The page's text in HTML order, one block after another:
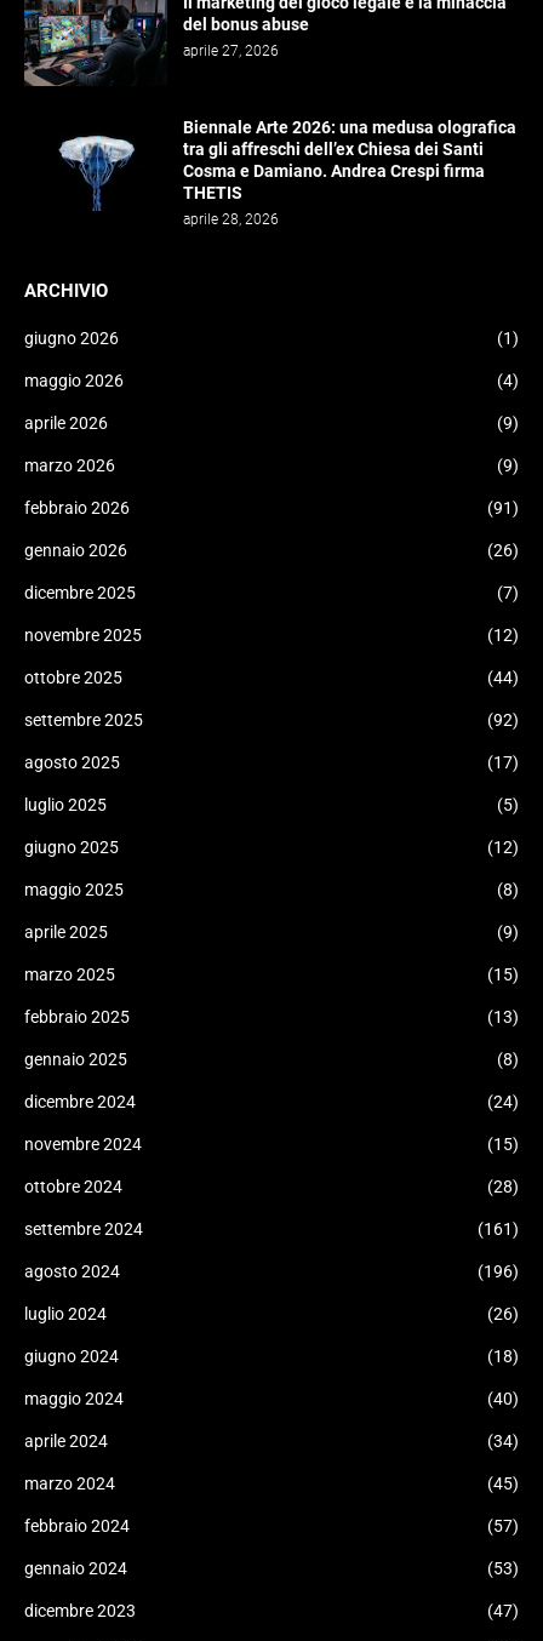
del bonus abuse
aprile 27, 2026
Biennale Arte 2026: una medusa olografica
tra gli affreschi dell’ex Chiesa dei Santi
Cosma e Damiano. Andrea Crespi firma
THETIS
aprile 28, 2026
ARCHIVIO
giugno 2026 (1)
maggio 2026 (4)
aprile 2026 (9)
marzo 2026 (9)
febbraio 2026 (91)
gennaio 2026 (26)
dicembre 2025 (7)
novembre 2025 (12)
ottobre 2025 (44)
settembre 2025 (92)
agosto 2025 (17)
luglio 2025 (5)
giugno 2025 (12)
maggio 2025 (8)
aprile 2025 (9)
marzo 2025 (15)
febbraio 2025 (13)
gennaio 2025 (8)
dicembre 2024 (24)
novembre 2024 (15)
ottobre 2024 (28)
settembre 2024 (161)
agosto 2024 (196)
luglio 2024 (26)
giugno 2024 (18)
maggio 2024 (40)
aprile 2024 (34)
marzo 2024 (45)
febbraio 2024 (57)
gennaio 2024 (53)
dicembre 2023 (47)